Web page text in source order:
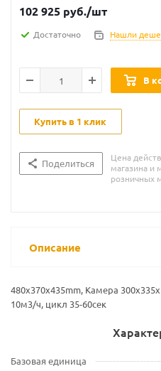
102 925 руб./шт
Достаточно Нашли
В
Купить в 1 клик
Поделиться
Цена
магазина и
розничных
Описание
480x370x435mm, Камера
10м3/ч, цикл 35-60сек
Базовая единица